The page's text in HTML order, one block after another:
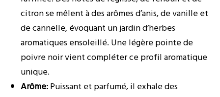
citron se mêlent à des arômes d’anis, de vanille et
de cannelle, évoquant un jardin d’herbes
aromatiques ensoleillé. Une légère pointe de
poivre noir vient compléter ce profil aromatique
unique.
Arôme:Puissant et parfumé, il exhale des